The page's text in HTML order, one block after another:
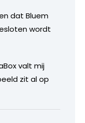
dat Bluem
wordt
valt mij
zit al op